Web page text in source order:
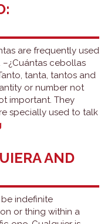
are frequently used
–¿Cuántas cebollas
tanta, tantos and
or number not
important. They
specially used to talk
indefinitesAND
indefinite
or thing within a